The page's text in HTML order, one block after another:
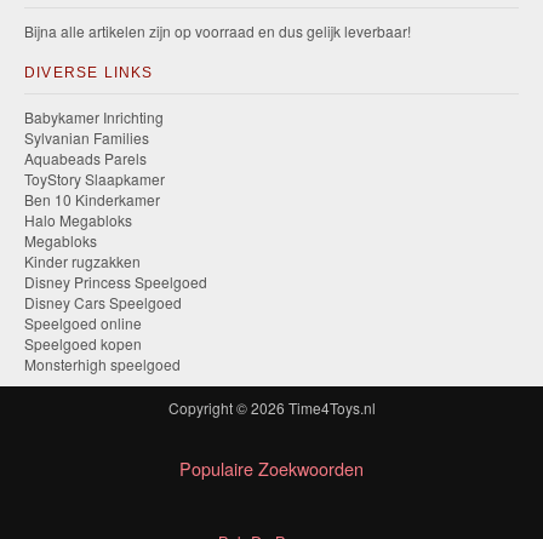
Bijna alle artikelen zijn op voorraad en dus gelijk leverbaar!
DIVERSE LINKS
Babykamer Inrichting
Sylvanian Families
Aquabeads Parels
ToyStory Slaapkamer
Ben 10 Kinderkamer
Halo Megabloks
Megabloks
Kinder rugzakken
Disney Princess Speelgoed
Disney Cars Speelgoed
Speelgoed online
Speelgoed kopen
Monsterhigh speelgoed
Copyright © 2026 Time4Toys.nl
Populaire Zoekwoorden